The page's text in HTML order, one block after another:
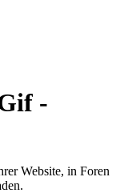
-
Website, in Foren